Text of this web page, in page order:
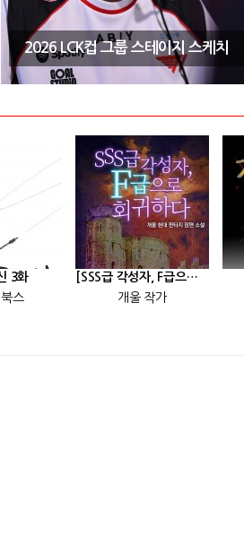
2026 LCK컵 그룹 스테이지 스케치
3화
스
[SSS급 각성자, F급으로 회귀하다] 25화
개울 작가